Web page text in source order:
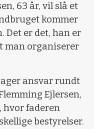
63 år, vil slå et
kommer
Det er det, han er
man organiserer
ansvar rundt
Ejlersen,
hvor faderen
bestyrelser.